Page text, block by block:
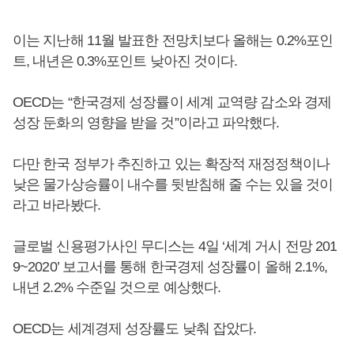
이는 지난해 11월 발표한 전망치보다 올해는 0.2%포인
트, 내년은 0.3%포인트 낮아진 것이다.
OECD는 “한국경제 성장률이 세계 교역량 감소와 경제
성장 둔화의 영향을 받을 것”이라고 파악했다.
다만 한국 정부가 추진하고 있는 확장적 재정정책이나
낮은 물가상승률이 내수를 뒷받침해 줄 수는 있을 것이
라고 바라봤다.
글로벌 신용평가사인 무디스는 4일 ‘세계 거시 전망 201
9~2020’ 보고서를 통해 한국경제 성장률이 올해 2.1%,
내년 2.2% 수준일 것으로 예상했다.
OECD는 세계경제 성장률도 낮춰 잡았다.